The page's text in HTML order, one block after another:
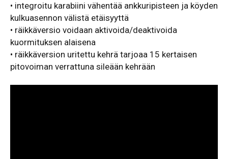
• integroitu karabiini vähentää ankkuripisteen ja köyden
kulkuasennon välistä etäisyyttä
• räikkäversio voidaan aktivoida/deaktivoida
kuormituksen alaisena
• räikkäversion uritettu kehrä tarjoaa 15 kertaisen
pitovoiman verrattuna sileään kehrään